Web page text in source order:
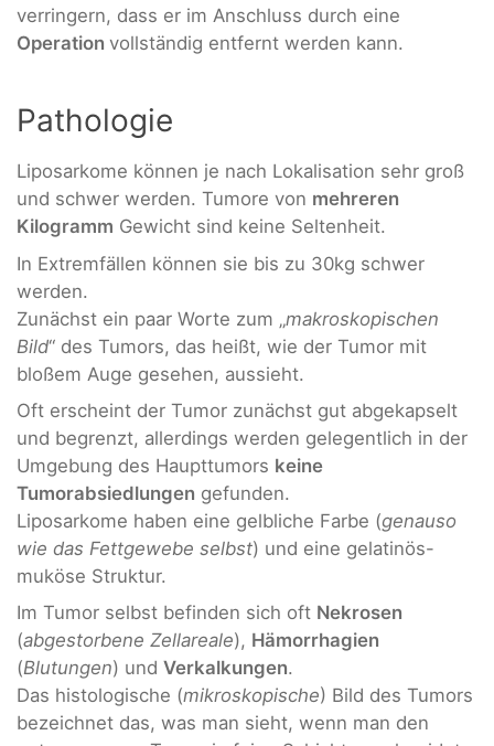
verringern, dass er im Anschluss durch eine
Operation vollständig entfernt werden kann.
Pathologie
Liposarkome können je nach Lokalisation sehr groß
und schwer werden. Tumore von mehreren
Kilogramm Gewicht sind keine Seltenheit.
In Extremfällen können sie bis zu 30kg schwer
werden.
Zunächst ein paar Worte zum „makroskopischen
Bild“ des Tumors, das heißt, wie der Tumor mit
bloßem Auge gesehen, aussieht.
Oft erscheint der Tumor zunächst gut abgekapselt
und begrenzt, allerdings werden gelegentlich in der
Umgebung des Haupttumors keine
Tumorabsiedlungen gefunden.
Liposarkome haben eine gelbliche Farbe (genauso
wie das Fettgewebe selbst) und eine gelatinös-
muköse Struktur.
Im Tumor selbst befinden sich oft Nekrosen
(abgestorbene Zellareale), Hämorrhagien
(Blutungen) und Verkalkungen.
Das histologische (mikroskopische) Bild des Tumors
bezeichnet das, was man sieht, wenn man den